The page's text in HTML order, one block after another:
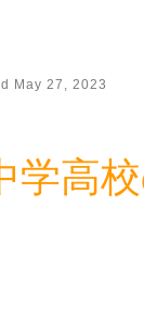
May 27, 2023
学高